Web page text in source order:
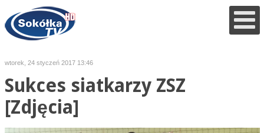
wtorek, 24 styczeń 2017 13:46
Sukces siatkarzy ZSZ
[Zdjęcia]